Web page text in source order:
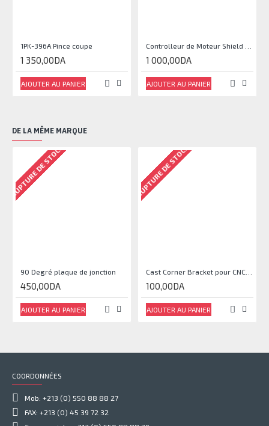
1PK-396A Pince coupe
1 350,00DA
AJOUTER AU PANIER
1 000,00DA
AJOUTER AU PANIER
DE LA MÊME MARQUE
RUPTURE DE STOCK
90 Degré plaque de jonction
450,00DA
AJOUTER AU PANIER
RUPTURE DE STOCK
Cast Corner Bracket pour CNC, Imprimante 3D
100,00DA
AJOUTER AU PANIER
COORDONNÉES
Mob: +213 (0) 550 88 88 27
FAX: +213 (0) 45 39 72 32